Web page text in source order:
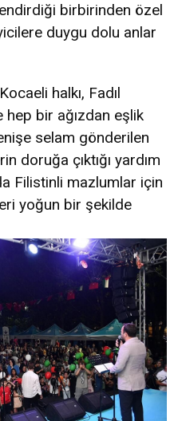
birbirinden özel
duygu dolu anlar
halkı, Fadıl
hep bir ağızdan eşlik
selam gönderilen
doruğa çıktığı yardım
Filistinli mazlumlar için
yoğun bir şekilde